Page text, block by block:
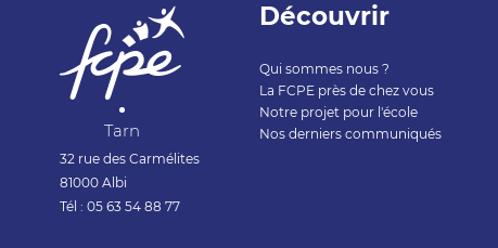
Tarn
32 rue des Carmélites
81000 Albi
Tél : 05 63 54 88 77
Découvrir
Qui sommes nous ?
La FCPE près de chez vous
Notre projet pour l'école
Nos derniers communiqués